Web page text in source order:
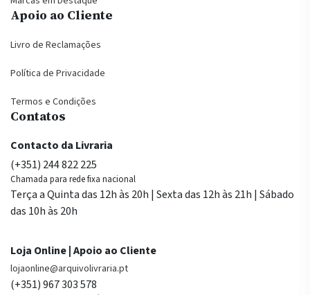
Apoio ao Cliente
Livro de Reclamações
Política de Privacidade
Termos e Condições
Contatos
Contacto da Livraria
(+351) 244 822 225
Chamada para rede fixa nacional
Terça a Quinta das 12h às 20h | Sexta das 12h às 21h | Sábado
das 10h às 20h
Loja Online | Apoio ao Cliente
lojaonline@arquivolivraria.pt
(+351) 967 303 578